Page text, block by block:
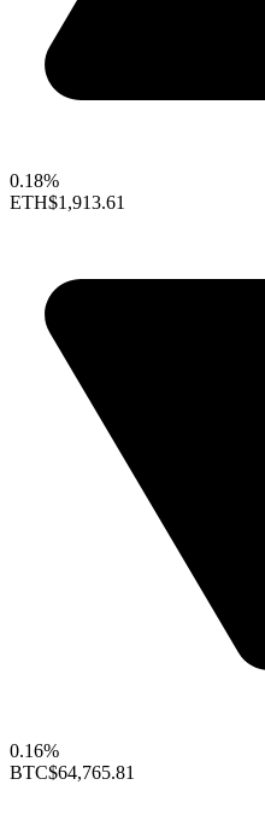
0.18%
ETH$1,913.61
0.16%
BTC$64,765.81